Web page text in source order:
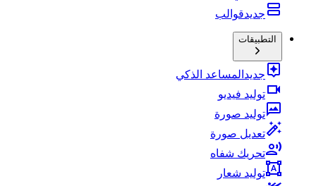
جديدقوالب
التطبيقات
جديد المساعد الذكي
توليد فيديو
توليد صورة
تعديل صورة
تحريك شفاه
توليد شعار